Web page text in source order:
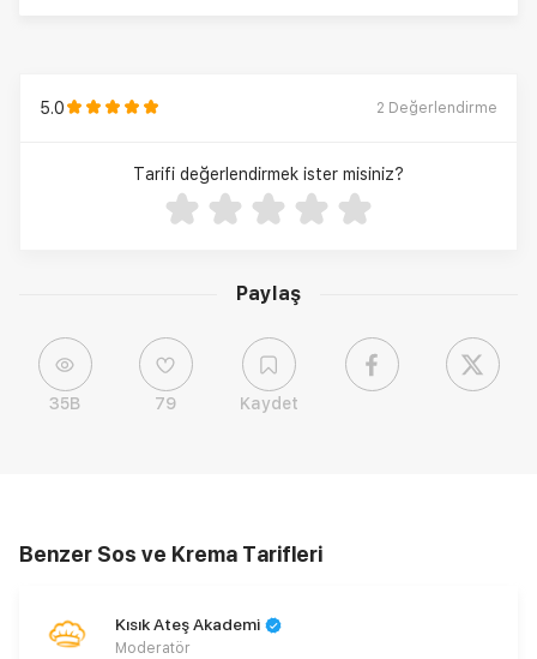
Paylaş
35B 79 Kaydet
5.0 2 Değerlendirme
Tarifi değerlendirmek ister misiniz?
Benzer Sos ve Krema Tarifleri
Kısık Ateş Akademi
Moderatör